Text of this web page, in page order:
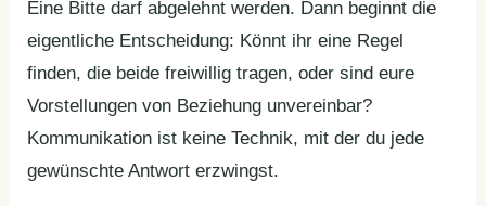
Eine Bitte darf abgelehnt werden. Dann beginnt die
eigentliche Entscheidung: Könnt ihr eine Regel
finden, die beide freiwillig tragen, oder sind eure
Vorstellungen von Beziehung unvereinbar?
Kommunikation ist keine Technik, mit der du jede
gewünschte Antwort erzwingst.